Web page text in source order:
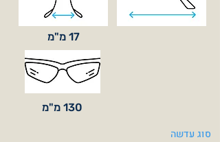
17 מ"מ
130 מ"מ
סוג עדשה